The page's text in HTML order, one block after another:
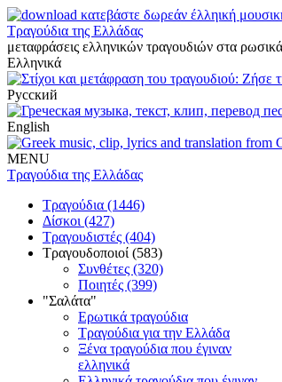
Τραγούδια της Ελλάδας
μεταφράσεις ελληνικών τραγουδιών στα
Ελληνικά
Русский
English
MENU
Τραγούδια της Ελλάδας
Τραγούδια (1446)
Δίσκοι (427)
Τραγουδιστές (404)
Τραγουδοποιοί (583)
Συνθέτες (320)
Ποιητές (399)
"Σαλάτα"
Ερωτικά τραγούδια
Τραγούδια για την Ελλάδα
Ξένα τραγούδια που έγιναν
ελληνικά